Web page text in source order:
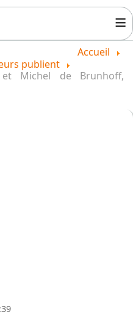
≡
Accueil
publient
Michel de Brunhoff,